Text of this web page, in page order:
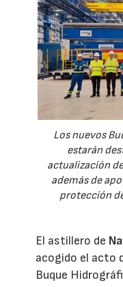
Los nuevos
estarán
actualización
además de
protección
El astillero de
acogido el acto
Buque